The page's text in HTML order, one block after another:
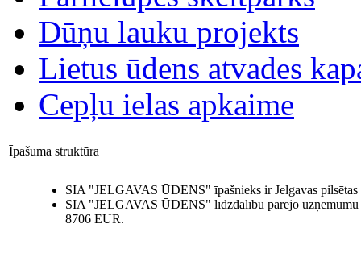
Dūņu lauku projekts
Lietus ūdens atvades
Cepļu ielas apkaime
Īpašuma struktūra
SIA "JELGAVAS ŪDENS" īpašnieks ir Jelgavas
SIA "JELGAVAS ŪDENS" līdzdalību pārējo uzņēmumu
8706 EUR.